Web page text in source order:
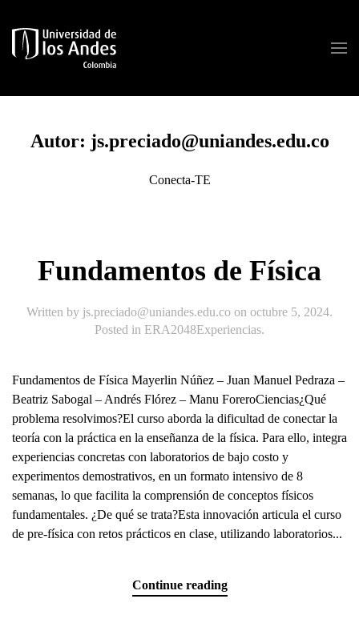
Skip to main content
Autor: js.preciado@uniandes.edu.co
Conecta-TE
Fundamentos de Física
Written by js.preciado@uniandes.edu.co on octubre 5, 2024.
Posted in ERA2048Experiencias.
Fundamentos de Física Mayerlin Núñez – Juan Manuel Pedraza –
Beatriz Sabogal – Andrés Flórez – Manu ForeroCiencias¿Qué
problema resolvimos?El curso aborda la dificultad de conectar la
teoría con la práctica en la enseñanza de la física. Para ello, integra
experiencias concretas con laboratorios de bajo costo y
experimentos demostrativos, en un formato intensivo de 8
semanas, lo que facilita la comprensión de conceptos físicos
fundamentales. ¿De qué se trata?Esta innovación articula el curso
de pre-física con retos prácticos en clase, utilizando laboratorios...
Continue reading